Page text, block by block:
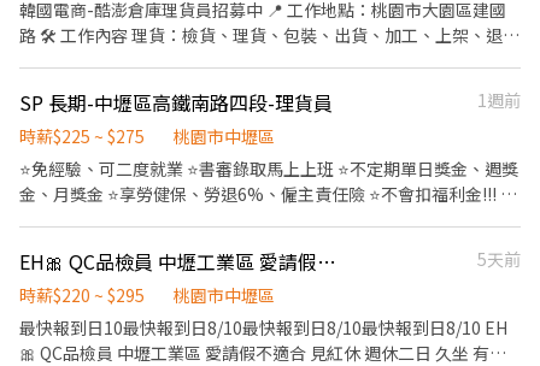
地址 : 中壢區自強一路(中壢工業區) ✅ 薪資說明 : ⭕日班 220~232/H
班) ✅ 日班時段 : ★06:00～14:45★06:30～15:15★07:00～
15:45★07:30～16:15★08:00～16:45★08:30～17:15 ✅ 中班時段 :
22:45★14:30-23:15★15:00-23:45★15:30-00:15★16:00-00:45 ✅
夜班時段 :
(每半小時為一個班別)
韓國電商-酷澎倉庫理貨員招募中 📍 工作地點：桃園市大園區建國
路 🛠 工作內容 理貨：檢貨、理貨、包裝、出貨、加工、上架、退貨
練） 📅 休假制度 排休制，每月 8–10 天 🎁 工作福利 1.免費供餐 2.
廠區配備大電風扇，環境不悶熱 3.多條免費交通車路線，通勤免煩
惱 📲 應徵方式 加 官方ID ➜ @446nvivi ☎ 聯絡人：艾瑞克 0968-
932-939 📩 報名格式：【姓名＋電話＋職缺截圖】
SP 長期-中壢區高鐵南路四段-理貨員
1週前
時薪$225 ~ $275
桃園市中壢區
⭐️免經驗、可二度就業 ⭐️書審錄取馬上上班 ⭐️不定期單日獎金、週獎
金、月獎金 ⭐️享勞健保、勞退6%、僱主責任險 ⭐️不會扣福利金!!! ⭐️
07:00~16:00 時薪225~240元（含津貼） 午班：14:00~23:00 時薪
265~275元（含津貼） 【匯薪方式】：每月10號/周領/隔日領 ▶工
作地點：高鐵南:桃園市中壢區高鐵南路四段888號 【應徵方式】：
✌葉專員0967255368 ✌薛專員0938456835 ✌截圖後·點擊鏈接應
EH🎀 QC品檢員 中壢工業區 愛請假不適合 見紅休 週休二日久坐 有經驗者優先
5天前
時薪$220 ~ $295
桃園市中壢區
最快報到日10最快報到日8/10最快報到日8/10最快報到日8/10 EH
🎀 QC品檢員 中壢工業區 愛請假不適合 見紅休 週休二日 久坐 有經